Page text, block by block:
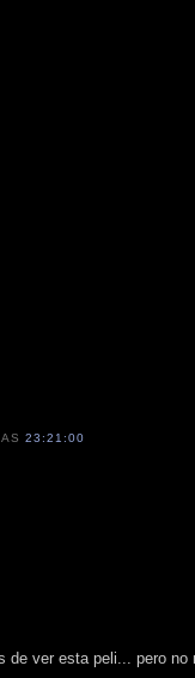
23:21:00
de ver esta peli... pero